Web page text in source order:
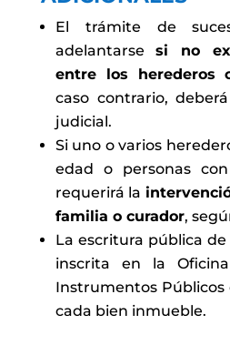
El trámite de
adelantarsesi no
entre los herederos
caso contrario,
judicial.
Si uno o varios
edad o personas
requerirá la
familia o curador,
La escritura pública
inscrita en la
Instrumentos
cada bien inmueble.